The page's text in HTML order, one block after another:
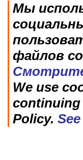
Мы
файлов
We use
continuing
Policy.